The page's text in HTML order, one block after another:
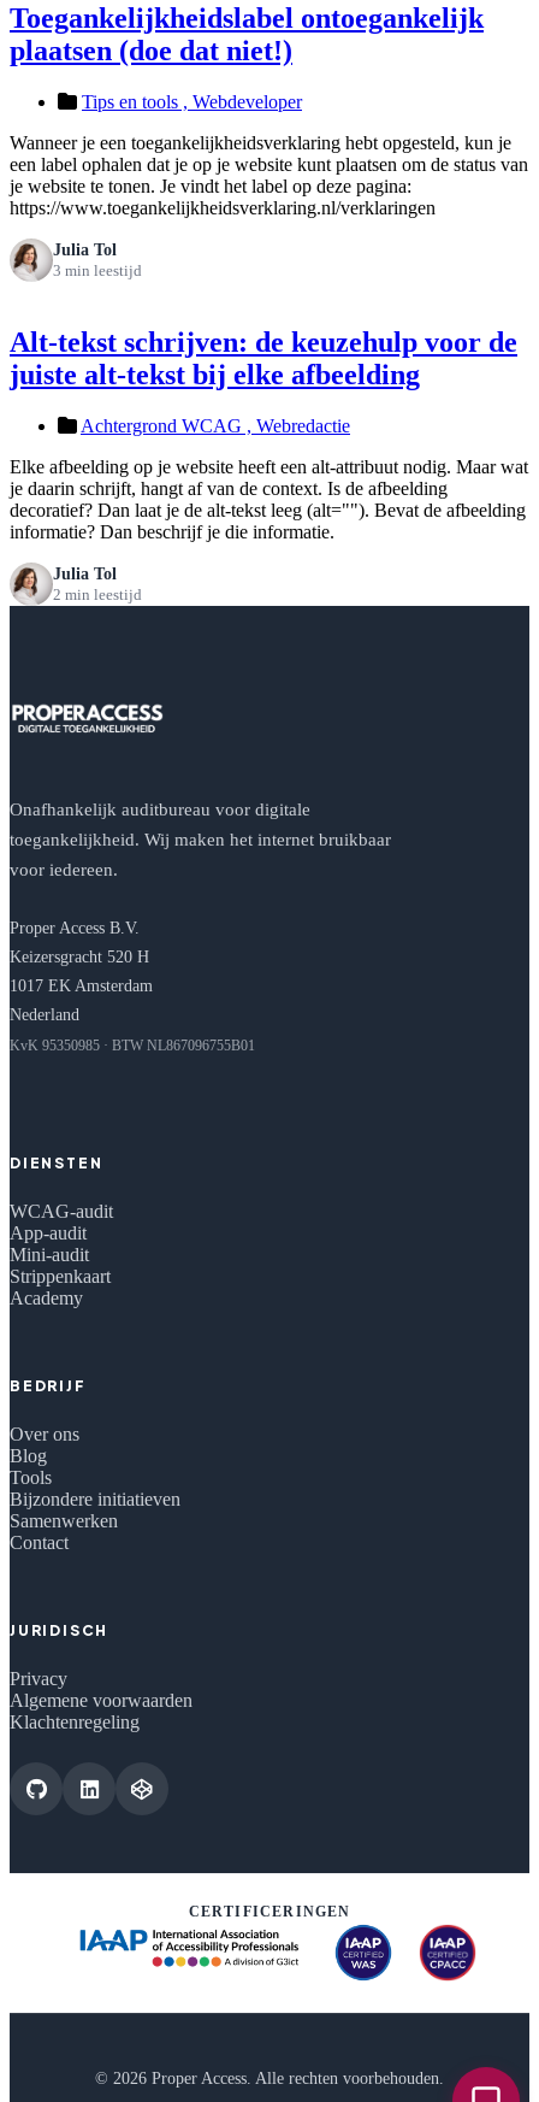
Toegankelijkheidslabel ontoegankelijk
plaatsen (doe dat niet!)
Tips en tools , Webdeveloper
Wanneer je een toegankelijkheidsverklaring hebt opgesteld, kun je
een label ophalen dat je op je website kunt plaatsen om de status van
je website te tonen. Je vindt het label op deze pagina:
https://www.toegankelijkheidsverklaring.nl/verklaringen
Julia Tol
3 min leestijd
Alt-tekst schrijven: de keuzehulp voor de
juiste alt-tekst bij elke afbeelding
Achtergrond WCAG , Webredactie
Elke afbeelding op je website heeft een alt-attribuut nodig. Maar wat
je daarin schrijft, hangt af van de context. Is de afbeelding
decoratief? Dan laat je de alt-tekst leeg (alt=""). Bevat de afbeelding
informatie? Dan beschrijf je die informatie.
Julia Tol
2 min leestijd
Onafhankelijk auditbureau voor digitale
toegankelijkheid. Wij maken het internet bruikbaar
voor iedereen.
Proper Access B.V.
Keizersgracht 520 H
1017 EK Amsterdam
Nederland
KvK 95350985 · BTW NL867096755B01
DIENSTEN
WCAG-audit
App-audit
Mini-audit
Strippenkaart
Academy
BEDRIJF
Over ons
Blog
Tools
Bijzondere initiatieven
Samenwerken
Contact
JURIDISCH
Privacy
Algemene voorwaarden
Klachtenregeling
CERTIFICERINGEN
© 2026 Proper Access. Alle rechten voorbehouden.